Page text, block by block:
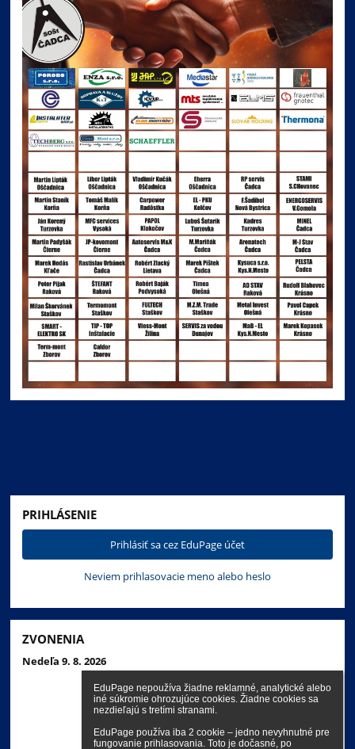
EduPage nepoužíva žiadne reklamné, analytické alebo
iné súkromie ohrozujúce cookies. Žiadne cookies sa
nezdieľajú s tretími stranami.
EduPage používa iba 2 cookie – jedno nevyhnutné pre
fungovanie prihlasovania. Toto je dočasné, po
PRIHLÁSENIE
Prihlásiť sa cez EduPage účet
Neviem prihlasovacie meno alebo heslo
ZVONENIA
Nedeľa 9. 8. 2026